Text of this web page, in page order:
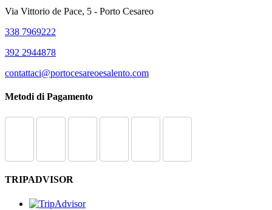
Via Vittorio de Pace, 5 - Porto Cesareo
338 7969222
392 2944878
contattaci@portocesareoesalento.com
Metodi di Pagamento
TRIPADVISOR